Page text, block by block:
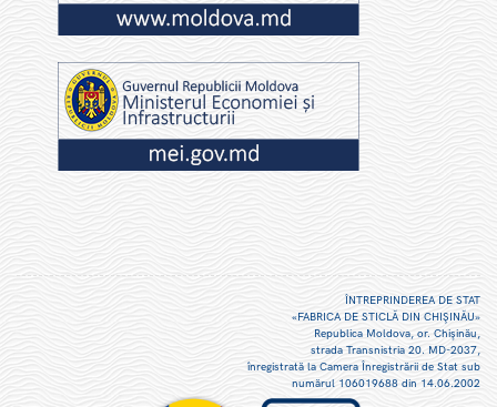
ÎNTREPRINDEREA DE STAT
«FABRICA DE STICLĂ DIN CHIŞINĂU»
Republica Moldova, or. Chişinău,
strada Transnistria 20. MD-2037,
înregistrată la Camera Înregistrării de Stat sub
numărul 106019688 din 14.06.2002